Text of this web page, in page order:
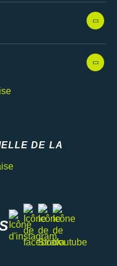
DE LA
instagram
facebook
stravayoutube